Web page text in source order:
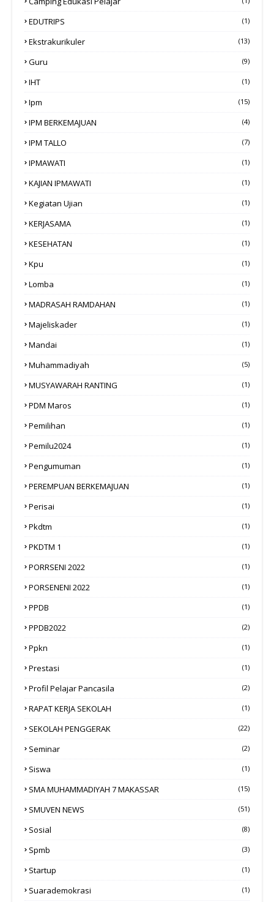
EDUTRIPS (1)
Ekstrakurikuler (13)
Guru (9)
IHT (1)
Ipm (15)
IPM BERKEMAJUAN (4)
IPM TALLO (7)
IPMAWATI (1)
KAJIAN IPMAWATI (1)
Kegiatan Ujian (1)
KERJASAMA (1)
KESEHATAN (1)
Kpu (1)
Lomba (1)
MADRASAH RAMDAHAN (1)
Majeliskader (1)
Mandai (1)
Muhammadiyah (5)
MUSYAWARAH RANTING (1)
PDM Maros (1)
Pemilihan (1)
Pemilu2024 (1)
Pengumuman (1)
PEREMPUAN BERKEMAJUAN (1)
Perisai (1)
Pkdtm (1)
PKDTM 1 (1)
PORRSENI 2022 (1)
PORSENENI 2022 (1)
PPDB (1)
PPDB2022 (2)
Ppkn (1)
Prestasi (1)
Profil Pelajar Pancasila (2)
RAPAT KERJA SEKOLAH (1)
SEKOLAH PENGGERAK (22)
Seminar (2)
Siswa (1)
SMA MUHAMMADIYAH 7 MAKASSAR (15)
SMUVEN NEWS (51)
Sosial (8)
Spmb (3)
Startup (1)
Suarademokrasi (1)